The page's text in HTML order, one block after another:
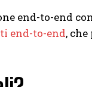
end-to-end
end-to-end,